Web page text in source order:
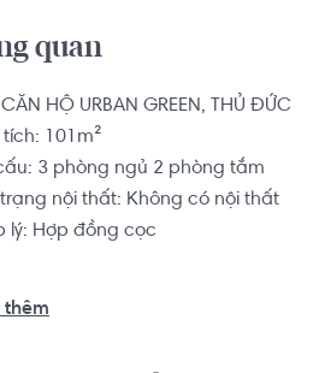
quan
HỘ URBAN GREEN, THỦ ĐỨC
tích: 101m²
3 phòng ngủ 2 phòng tắm
trạng nội thất: Không có nội thất
lý: Hợp đồng cọc
thêm